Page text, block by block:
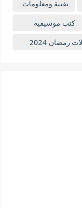
تقنية ومعلومات
كتب موسيقية
رمضان 2024